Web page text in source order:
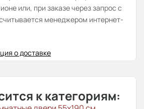
или, при заказе через запрос с
менеджером интернет-
о доставке
к категориям: